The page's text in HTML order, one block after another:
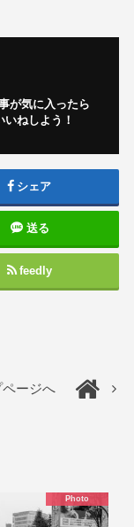
が気に入ったら
いねしよう！
シェア
送る
feedly
ページへ
Photo